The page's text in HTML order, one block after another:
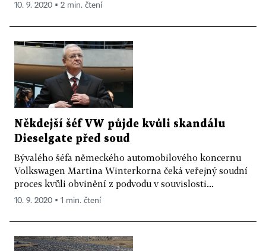
10. 9. 2020 ▪ 2 min. čtení
Někdejší šéf VW půjde kvůli skandálu
Dieselgate před soud
Bývalého šéfa německého automobilového koncernu
Volkswagen Martina Winterkorna čeká veřejný soudní
proces kvůli obvinění z podvodu v souvislosti...
10. 9. 2020 ▪ 1 min. čtení